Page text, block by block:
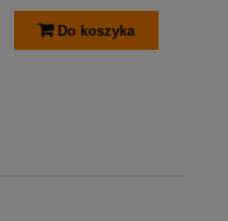
Do koszyka